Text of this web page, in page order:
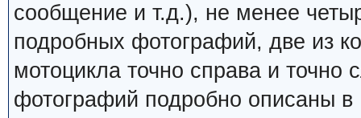
сообщение и т.д.), не менее
подробных фотографий, две из
мотоцикла точно справа и
фотографий подробно описаны